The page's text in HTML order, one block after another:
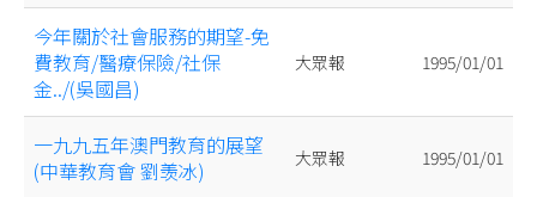
今年關於社會服務的期望-免
費教育/醫療保險/社保
金../(吳國昌)
大眾報 1995/01/01
一九九五年澳門教育的展望
(中華教育會 劉羡冰)
大眾報 1995/01/01